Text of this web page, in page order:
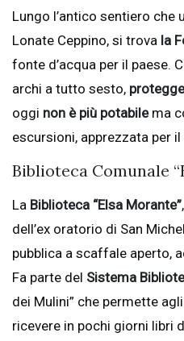
Lungo l’antico sentiero che
Lonate Ceppino, si trova la
fonte d’acqua per il paese.
archi a tutto sesto,
oggi non è più potabilema
escursioni, apprezzata per
Biblioteca Comunale
La Biblioteca “Elsa Morante”
dell’ex oratorio di San
pubblica a scaffale aperto,
Fa parte del Sistema
dei Mulini” che permette
ricevere in pochi giorni libri